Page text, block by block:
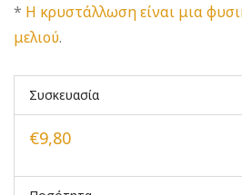
* Η κρυστάλλωση είναι μια
μελιού.
Συσκευασία
€9,80